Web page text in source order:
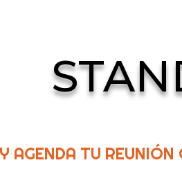
AGENDA TU REUNIÓN